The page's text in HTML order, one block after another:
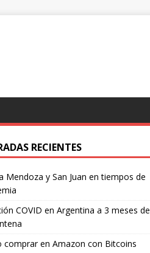
RECIENTES
Mendoza y San Juan en tiempos de
COVID en Argentina a 3 meses de
comprar en Amazon con Bitcoins